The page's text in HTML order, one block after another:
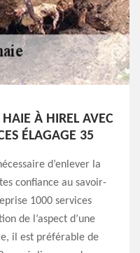
HAIE À HIREL AVEC
ÉLAGAGE 35
d’enlever la
confiance au savoir-
1000 services
de l’aspect d’une
il est préférable de